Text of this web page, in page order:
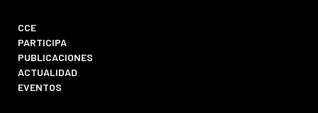
CCE
PARTICIPA
PUBLICACIONES
ACTUALIDAD
EVENTOS